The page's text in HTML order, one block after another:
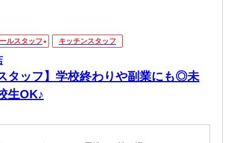
ルスタッフ キッチンスタッフ
タッフ】学校終わりや副業にも◎未
生OK♪